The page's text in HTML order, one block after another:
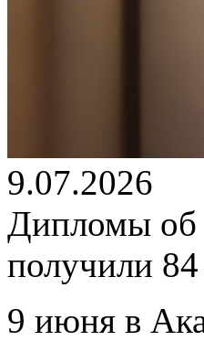
9.07.2026
Дипломы об
получили
9 июня в